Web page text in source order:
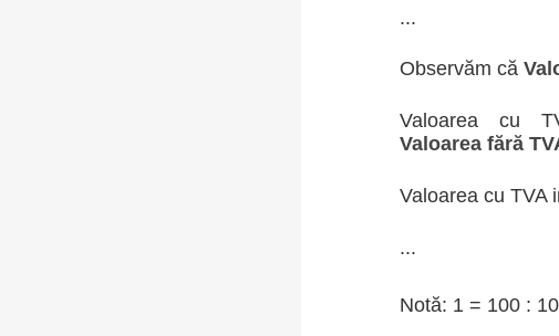
...
Observăm că
Valoarea cu
Valoarea fără
Valoarea cu TVA
...
Notă: 1 = 100 :